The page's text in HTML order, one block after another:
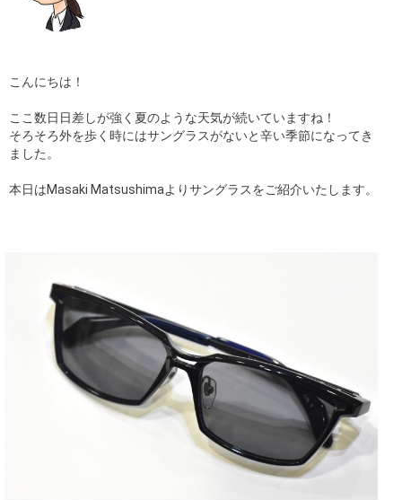
採用
こんにちは！
ここ数日日差しが強く夏のような天気が続いていますね！
そろそろ外を歩く時にはサングラスがないと辛い季節になってき
ました。
本日はMasaki Matsushimaよりサングラスをご紹介いたします。